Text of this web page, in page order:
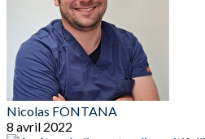
Nicolas FONTANA
8 avril 2022